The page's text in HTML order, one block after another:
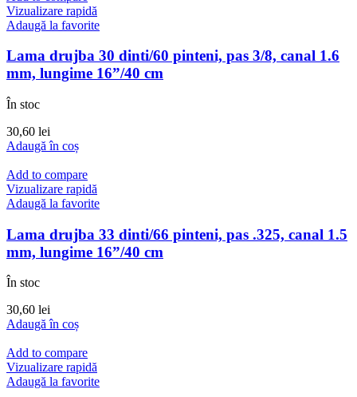
Vizualizare rapidă
Adaugă la favorite
Lama drujba 30 dinti/60 pinteni, pas 3/8, canal 1.6
mm, lungime 16”/40 cm
În stoc
30,60 lei
Adaugă în coș
Add to compare
Vizualizare rapidă
Adaugă la favorite
Lama drujba 33 dinti/66 pinteni, pas .325, canal 1.5
mm, lungime 16”/40 cm
În stoc
30,60 lei
Adaugă în coș
Add to compare
Vizualizare rapidă
Adaugă la favorite